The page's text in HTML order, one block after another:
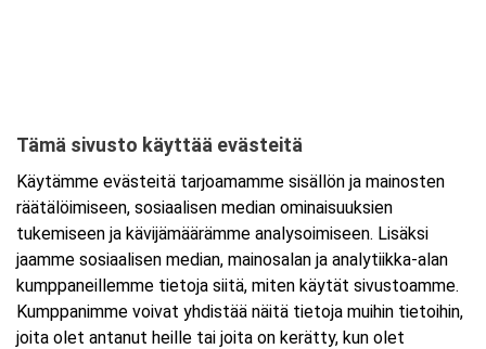
Tarkempi kartta ja ajo-ohjeet
Tämä sivusto käyttää evästeitä
Käytämme evästeitä tarjoamamme sisällön ja mainosten
räätälöimiseen, sosiaalisen median ominaisuuksien
tukemiseen ja kävijämäärämme analysoimiseen. Lisäksi
jaamme sosiaalisen median, mainosalan ja analytiikka-alan
kumppaneillemme tietoja siitä, miten käytät sivustoamme.
Kumppanimme voivat yhdistää näitä tietoja muihin tietoihin,
joita olet antanut heille tai joita on kerätty, kun olet